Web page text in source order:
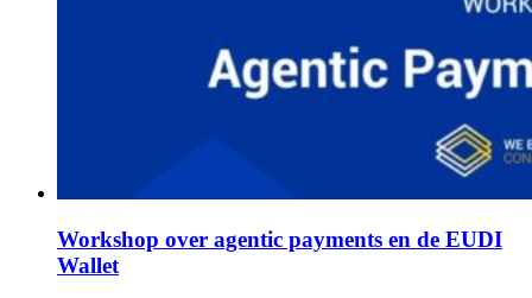
Workshop over agentic payments en de EUDI
Wallet